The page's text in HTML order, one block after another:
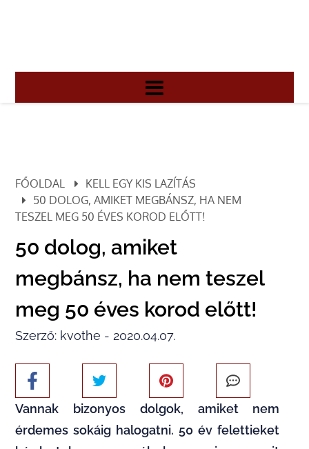
FŐOLDAL
KELL EGY KIS LAZÍTÁS
50 DOLOG, AMIKET MEGBÁNSZ, HA NEM
TESZEL MEG 50 ÉVES KOROD ELŐTT!
50 dolog, amiket
megbánsz, ha nem teszel
meg 50 éves korod előtt!
Szerző: kvothe - 2020.04.07.
Vannak bizonyos dolgok, amiket nem
érdemes sokáig halogatni. 50 év felettieket